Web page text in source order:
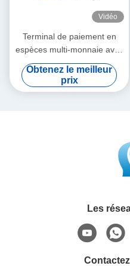
Vidéo
Terminal de paiement en
espèces multi-monnaie avec
écran tactile d'imprimante
Obtenez le meilleur
prix
Les